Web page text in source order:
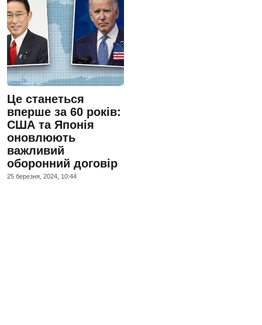
Це станеться
вперше за 60 років:
США та Японія
оновлюють
важливий
оборонний договір
25 березня, 2024, 10:44